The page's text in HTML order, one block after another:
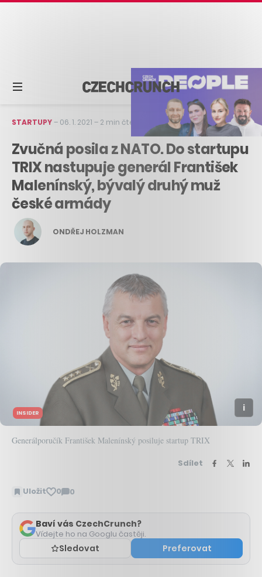
STARTUPY– 06. 1. 2021 – 2 min čtení
Zvučná posila z NATO. Do startupu
TRIX nastupuje generál František
Malenínský, bývalý druhý muž
české armády
ONDŘEJ HOLZMAN
INSIDER
Generálporučík František Malenínský posiluje startup TRIX
Sdílet
Uložit 0 0
Zobrazit
Baví vás CzechCrunch?
Vídejte ho na Googlu častěji.
Sledovat Preferovat